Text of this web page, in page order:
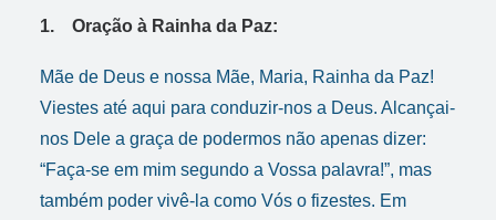
1. Oração à Rainha da Paz:
Mãe de Deus e nossa Mãe, Maria, Rainha da Paz!
Viestes até aqui para conduzir-nos a Deus. Alcançai-
nos Dele a graça de podermos não apenas dizer:
“Faça-se em mim segundo a Vossa palavra!”, mas
também poder vivê-la como Vós o fizestes. Em